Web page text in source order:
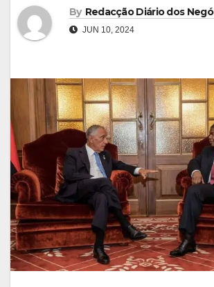
By Redacção Diário dos
JUN 10, 2024